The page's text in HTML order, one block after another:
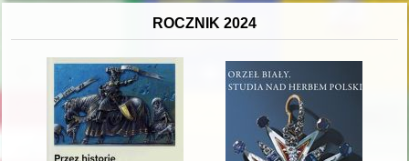
ROCZNIK 2024